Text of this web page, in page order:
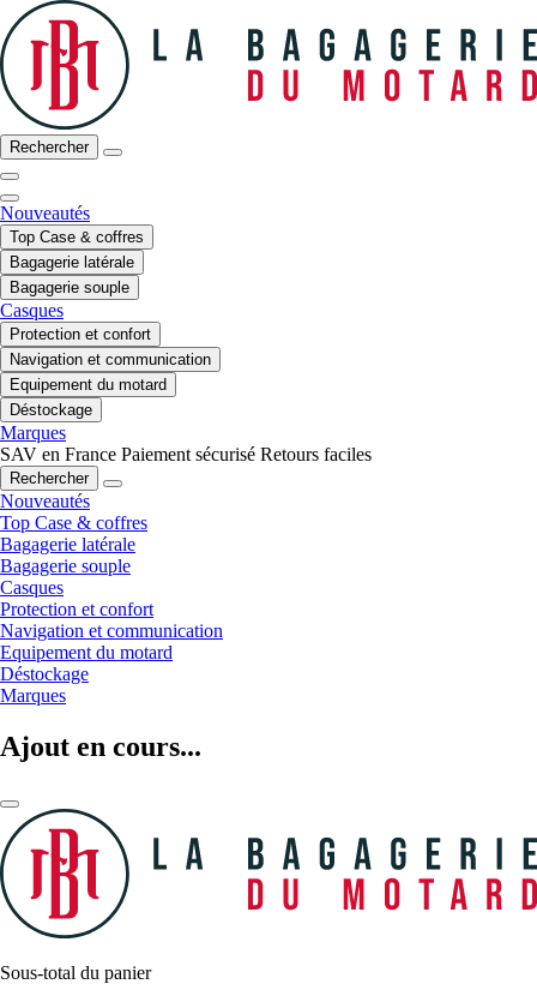
Rechercher
Nouveautés
Top Case & coffres
Bagagerie latérale
Bagagerie souple
Casques
Protection et confort
Navigation et communication
Equipement du motard
Déstockage
Marques
SAV en France Paiement sécurisé Retours faciles
Rechercher
Nouveautés
Top Case & coffres
Bagagerie latérale
Bagagerie souple
Casques
Protection et confort
Navigation et communication
Equipement du motard
Déstockage
Marques
Ajout en cours...
Sous-total du panier